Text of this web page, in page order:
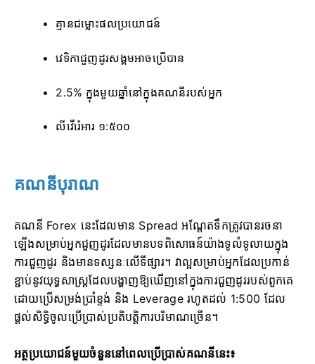
គ្មានជម្លោះផលប្រយោជន៍
វេទិកាជួញដូរសង្គមអាចប្រើបាន
2.5% ក្នុងមួយឆ្នាំនៅក្នុងគណនីរបស់អ្នក
លីវើរ៉េអារ ១:៥០០
គណនីបុរាណ
គណនី Forex នេះដែលមាន Spread អណ្តែតទឹកត្រូវបានរចនា
ឡើងសម្រាប់អ្នកជួញដូរដែលមានបទពិសោធន៍យ៉ាងទូលំទូលាយក្នុង
ការជួញដូរ និងមានទស្សនៈលើទីផ្សារ។ វាល្អសម្រាប់អ្នកដែលប្រកាន់
ខ្ជាប់នូវយុទ្ធសាស្ត្រដែលបង្ហាញឱ្យឃើញនៅក្នុងការជួញដូររបស់ពួកគេ
ដោយប្រើសម្រង់ប្រាំខ្ទង់ និង Leverage រហូតដល់ 1:500 ដែល
ផ្តល់សិទ្ធិចូលប្រើប្រាស់ប្រតិបត្តិការបរិមាណច្រើន។
អត្ថប្រយោជន៍មួយចំនួននៅពេលប្រើប្រាស់គណនីនេះ៖